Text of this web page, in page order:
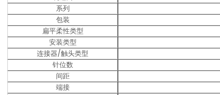
系列
包装
扁平柔性类型
安装类型
连接器/触头类型
针位数
间距
端接